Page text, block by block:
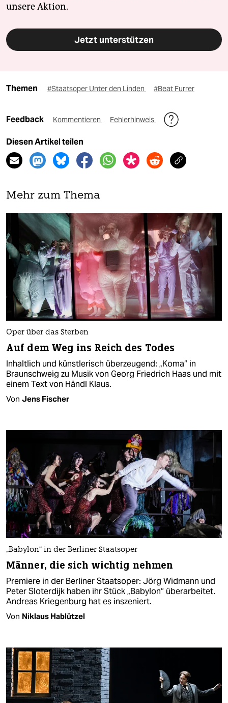
unsere Aktion.
Jetzt unterstützen
Themen #Staatsoper Unter den Linden #Beat Furrer
Feedback Kommentieren Fehlerhinweis
Diesen Artikel teilen
Mehr zum Thema
Oper über das Sterben
Auf dem Weg ins Reich des Todes
Inhaltlich und künstlerisch überzeugend: „Koma“ in
Braunschweig zu Musik von Georg Friedrich Haas und mit
einem Text von Händl Klaus.
Von Jens Fischer
„Babylon“ in der Berliner Staatsoper
Männer, die sich wichtig nehmen
Premiere in der Berliner Staatsoper: Jörg Widmann und
Peter Sloterdijk haben ihr Stück „Babylon“ überarbeitet.
Andreas Kriegenburg hat es inszeniert.
Von Niklaus Hablützel